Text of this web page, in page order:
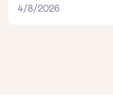
4/8/2026